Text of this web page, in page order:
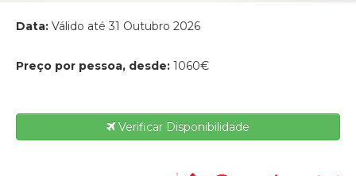
Data: Válido até 31 Outubro 2026
Preço por pessoa, desde: 1060€
Verificar Disponibilidade